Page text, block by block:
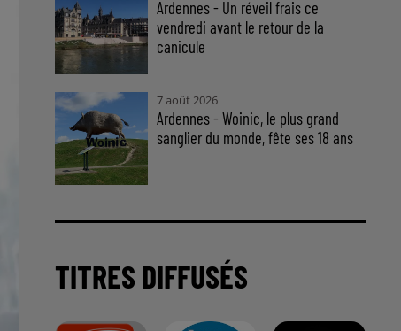
Ardennes - Un réveil frais ce
vendredi avant le retour de la
canicule
7 août 2026
Ardennes - Woinic, le plus grand
sanglier du monde, fête ses 18 ans
TITRES DIFFUSÉS